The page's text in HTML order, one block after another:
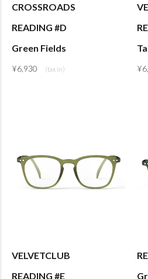
CROSSROADS
READING #D
Green Fields
¥6,930 ¥
VELVETCLUB
READING #E